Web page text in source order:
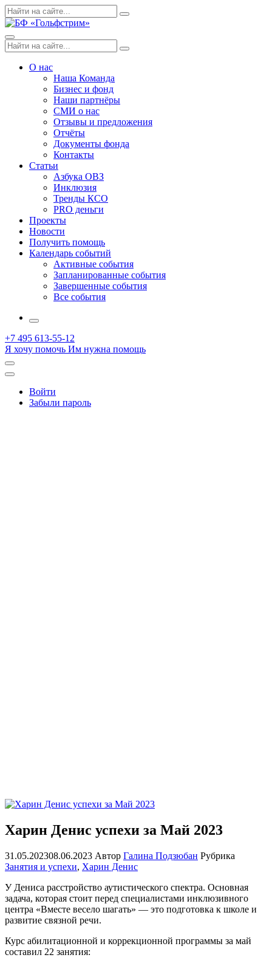
Skip
to
Поиск
по:
Search
Menu
Поиск
по:
Search
О нас
Наша Команда
Бизнес и фонд
Наши партнёры
СМИ о нас
Отзывы и предложения
Отчёты
Документы фонда
Контакты
Статьи
Азбука ОВЗ
Инклюзия
Тренды КСО
PRO деньги
Проекты
Новости
Получить помощь
Календарь событий
Активные события
Запланированные события
Завершенные события
Все события
More
+7 495 613-55-12
Я хочу помочь Им нужна помощь
Открыть
поиск
Профиль
Войти
Забыли пароль
Харин Денис успехи за Май 2023
31.05.202308.06.2023 Автор Галина Подзюбан Рубрика
Занятия и успехи, Харин Денис
У Дениса расстройство аутистического спектра. Основная
задача, которая стоит перед специалистами инклюзивного
центра «Вместе весело шагать» — это подготовка к школе и
развитие связной речи.
Курс абилитационной и коррекционной программы за май
составил 22 занятия: